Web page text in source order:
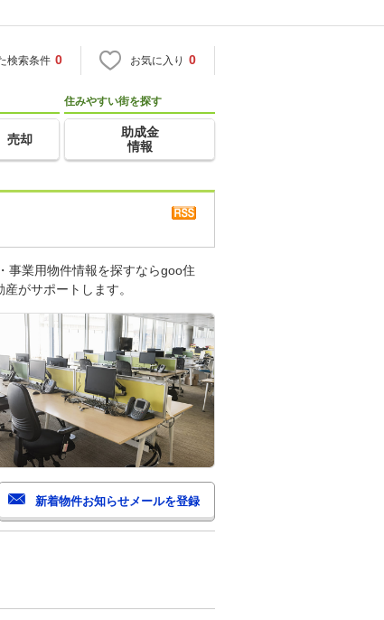
検索条件 0 お気に入り 0
売却
住みやすい街を探す
助成金
情報
事業用物件情報を探すならgoo住
がサポートします。